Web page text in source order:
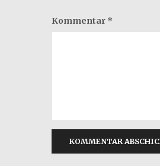
Kommentar *